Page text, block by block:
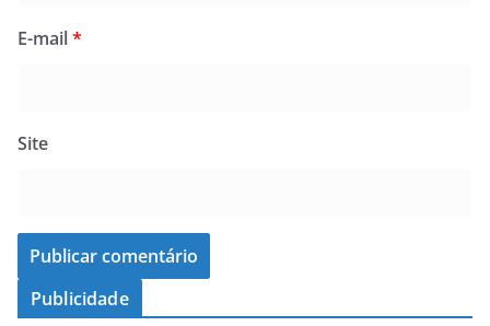
E-mail*
Site
Publicidade